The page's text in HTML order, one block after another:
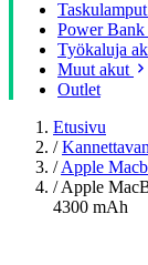
Taskulamput
Power Bank
Työkaluja
Muut akut
Outlet
Etusivu
/
/ Apple
/ Apple
4300 mAh